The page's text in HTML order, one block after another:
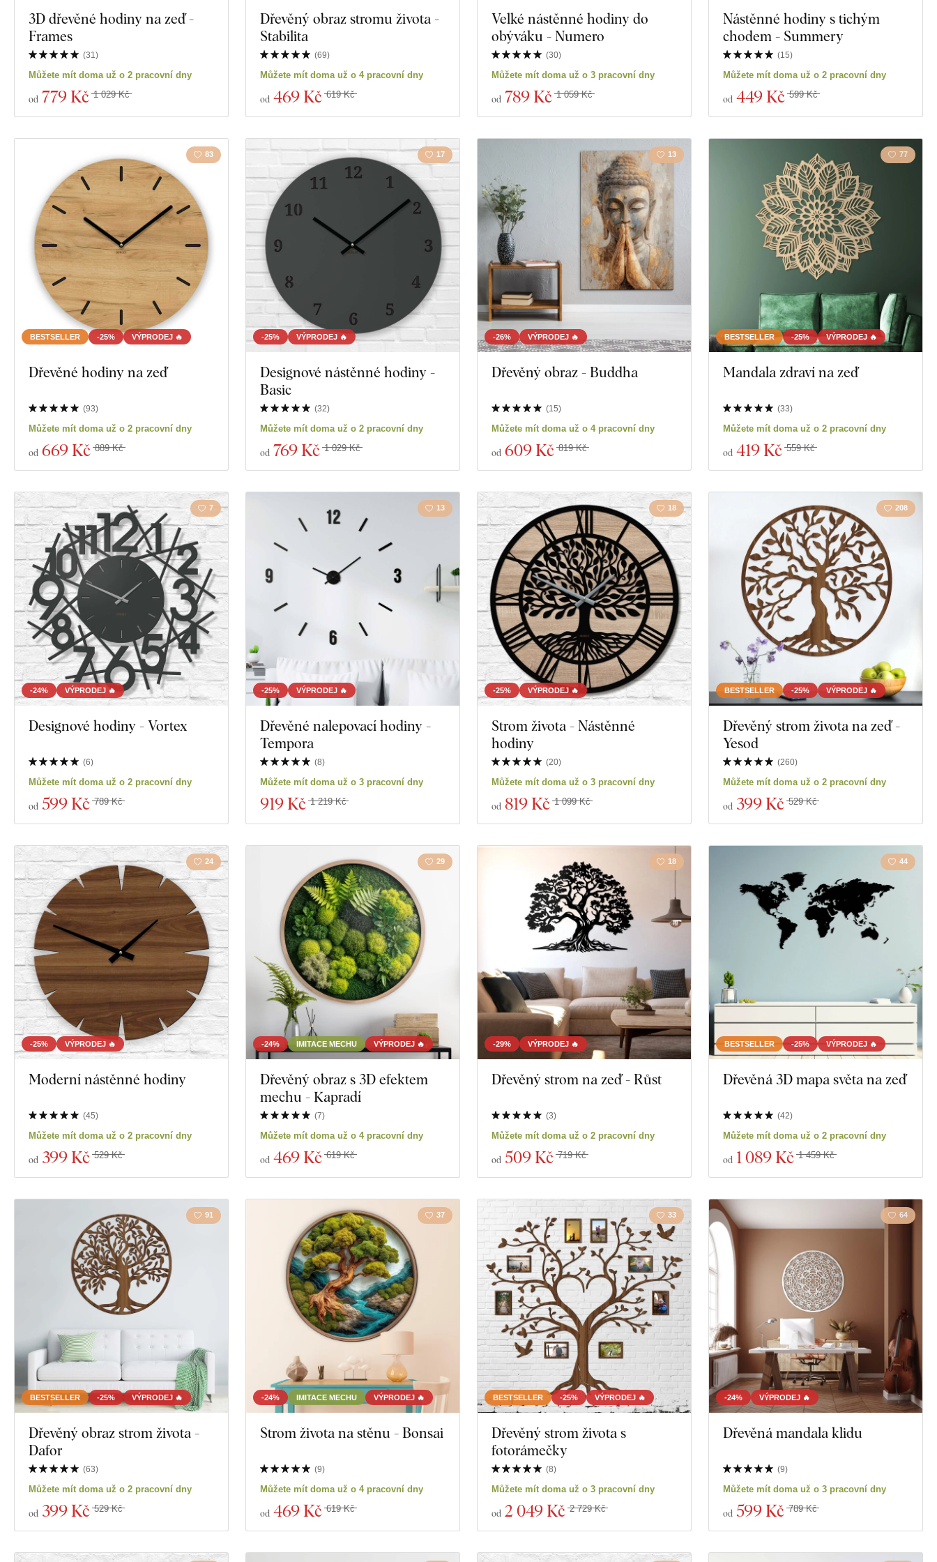
Exkluzivita
Hloubka
Motivace Hudba Námořnictví Motorky
Hmyz Vzdělání
Jídlo a nápoje Osobnosti
Zobrazit 1865 produktů Zavřít filtr
3D dřevěné hodiny na zeď -
Frames
(31 )
Můžete mít doma už o 2 pracovní dny
od 779 Kč 1 029 Kč
Dřevěný obraz stromu života -
Stabilita
(69)
Můžete mít doma už o 4 pracovní dny
od 469 Kč 619 Kč
Velké nástěnné hodiny do
obýváku - Numero
(30)
Můžete mít doma už o 3 pracovní dny
od 789 Kč 1 059 Kč
Nástěnné hodiny s tichým
chodem - Summery
(15)
Můžete mít doma už o 2 pracovní dny
od 449 Kč 599 Kč
BESTSELLER -25% VÝPRODEJ 🔥
83
Dřevěné hodiny na zeď
(93)
Můžete mít doma už o 2 pracovní dny
od 669 Kč 889 Kč
-25% VÝPRODEJ 🔥
17
Designové nástěnné hodiny -
Basic
(32)
Můžete mít doma už o 2 pracovní dny
od 769 Kč 1 029 Kč
-26% VÝPRODEJ 🔥
13
Dřevěný obraz - Buddha
(15)
Můžete mít doma už o 4 pracovní dny
od 609 Kč 819 Kč
BESTSELLER -25% VÝPRODEJ 🔥
77
Mandala zdraví na zeď
(33)
Můžete mít doma už o 2 pracovní dny
od 419 Kč 559 Kč
-24% VÝPRODEJ 🔥
7
Designové hodiny - Vortex
(6)
Můžete mít doma už o 2 pracovní dny
od 599 Kč 789 Kč
-25% VÝPRODEJ 🔥
13
Dřevěné nalepovací hodiny -
Tempora
(8)
Můžete mít doma už o 3 pracovní dny
919 Kč 1 219 Kč
-25% VÝPRODEJ 🔥
18
Strom života - Nástěnné
hodiny
(20)
Můžete mít doma už o 3 pracovní dny
od 819 Kč 1 099 Kč
BESTSELLER -25% VÝPRODEJ 🔥
208
Dřevěný strom života na zeď -
Yesod
(260)
Můžete mít doma už o 2 pracovní dny
od 399 Kč 529 Kč
-25% VÝPRODEJ 🔥
24
Moderní nástěnné hodiny
(45)
Můžete mít doma už o 2 pracovní dny
od 399 Kč 529 Kč
-24% IMITACE MECHU VÝPRODEJ 🔥
29
Dřevěný obraz s 3D efektem
mechu - Kapradí
(7)
Můžete mít doma už o 4 pracovní dny
od 469 Kč 619 Kč
-29% VÝPRODEJ 🔥
18
Dřevěný strom na zeď - Růst
(3)
Můžete mít doma už o 2 pracovní dny
od 509 Kč 719 Kč
BESTSELLER -25% VÝPRODEJ 🔥
44
Dřevěná 3D mapa světa na zeď
(42)
Můžete mít doma už o 2 pracovní dny
od 1 089 Kč 1 459 Kč
BESTSELLER -25% VÝPRODEJ 🔥
91
Dřevěný obraz strom života -
Dafor
(63)
Můžete mít doma už o 2 pracovní dny
od 399 Kč 529 Kč
-24% IMITACE MECHU VÝPRODEJ 🔥
37
Strom života na stěnu - Bonsai
(9)
Můžete mít doma už o 4 pracovní dny
od 469 Kč 619 Kč
BESTSELLER -25% VÝPRODEJ 🔥
33
Dřevěný strom života s
fotorámečky
(8)
Můžete mít doma už o 3 pracovní dny
od 2 049 Kč 2 729 Kč
-24% VÝPRODEJ 🔥
64
Dřevěná mandala klidu
(9)
Můžete mít doma už o 3 pracovní dny
od 599 Kč 789 Kč